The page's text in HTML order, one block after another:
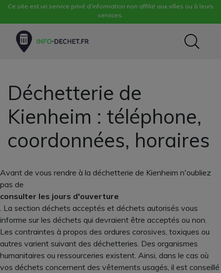
Ce site est un service privé d'information non affilié aux villes ou à leurs
services.
Déchetterie de
Kienheim : téléphone,
coordonnées, horaires
Avant de vous rendre à la déchetterie de Kienheim n'oubliez
pas de
consulter les jours d'ouverture
. La section déchets acceptés et déchets autorisés vous
informe sur les déchets qui devraient être acceptés ou non.
Les contraintes à propos des ordures corosives, toxiques ou
autres varient suivant des déchetteries. Des organismes
humanitaires ou ressourceries existent. Ainsi, dans le cas où
vos déchets concernent des vêtements usagés, il est conseillé